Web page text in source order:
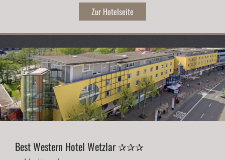
Zur Hotelseite
Best Western Hotel Wetzlar ✰✰✰